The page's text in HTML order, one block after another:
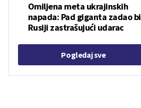
Omiljena meta ukrajinskih
napada: Pad giganta zadao bi
Rusiji zastrašujući udarac
Pogledaj sve